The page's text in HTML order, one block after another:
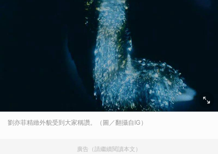
劉亦菲精緻外貌受到大家稱讚。（圖／翻攝自IG）
廣告（請繼續閱讀本文）